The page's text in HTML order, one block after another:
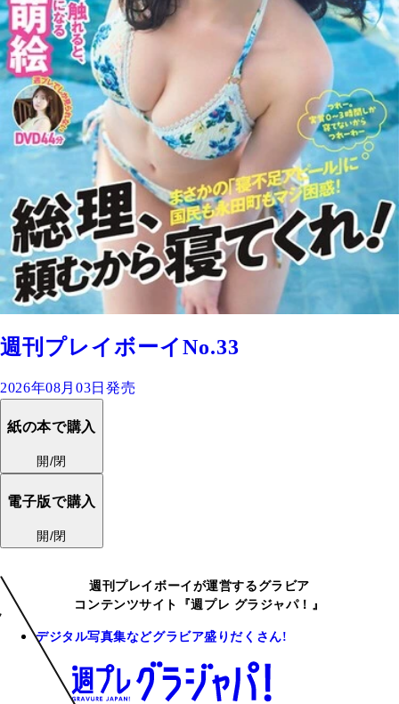
週刊プレイボーイNo.33
2026年08月03日発売
紙の本で購入
開/閉
電子版で購入
開/閉
週刊プレイボーイが運営するグラビア
コンテンツサイト『週プレ グラジャパ！』
デジタル写真集などグラビア盛りだくさん!